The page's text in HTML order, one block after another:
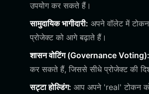
उपयोग कर सकते हैं।
सामुदायिक भागीदारी: अपने वॉलेट में
प्रोजेक्ट को आगे बढ़ाते हैं।
शासन वोटिंग (Governance Voting):
कर सकते हैं, जिससे सीधे प्रोजेक्ट की
सट्टा होल्डिंग: आप अपने 'real' टोकन को